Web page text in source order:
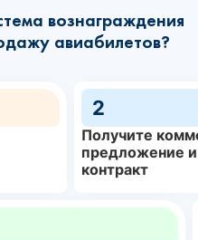
вознаграждения
авиабилетов?
2
Получите
предложение
контракт